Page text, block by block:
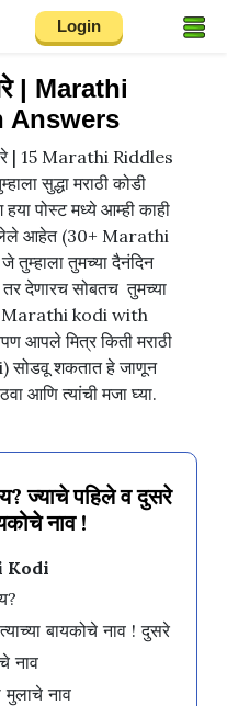
Login
| Marathi
Answers
| 15 Marathi Riddles
सुद्धा मराठी कोडी
पोस्ट मध्ये आम्ही काही
दिलेले आहेत (30+ Marathi
तुमच्या दैनंदिन
तर देणारच सोबतच तुमच्या
Marathi kodi with
आपले मित्र किती मराठी
सोडवू शकतात हे जाणून
आणि त्यांची मजा घ्या.
ज्याचे पहिले व दुसरे
नाव !
Kodi
बायकोचे नाव ! दुसरे
नाव
मुलाचे नाव